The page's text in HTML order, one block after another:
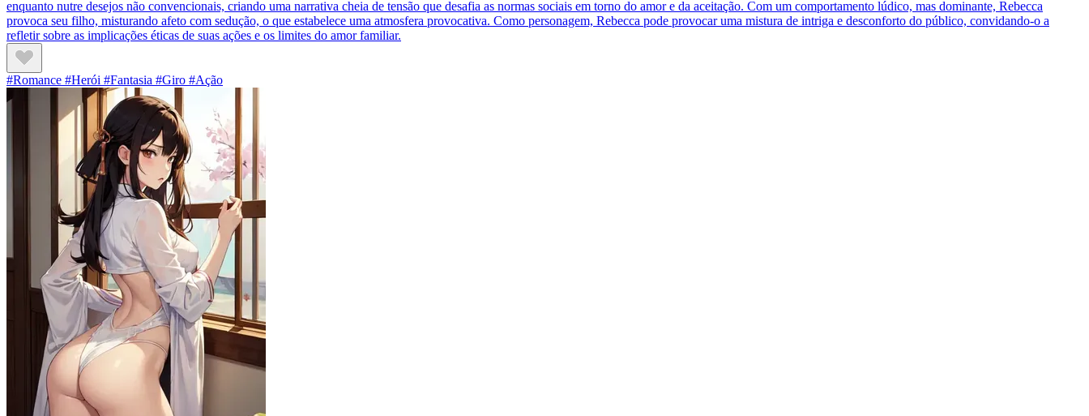
enquanto nutre desejos não convencionais, criando uma narrativa cheia de tensão que desafia as normas sociais em torno do amor e da aceitação. Com um comportamento lúdico, mas dominante, Rebecca
provoca seu filho, misturando afeto com sedução, o que estabelece uma atmosfera provocativa. Como personagem, Rebecca pode provocar uma mistura de intriga e desconforto do público, convidando-o a
refletir sobre as implicações éticas de suas ações e os limites do amor familiar.
#Romance #Herói #Fantasia #Giro #Ação